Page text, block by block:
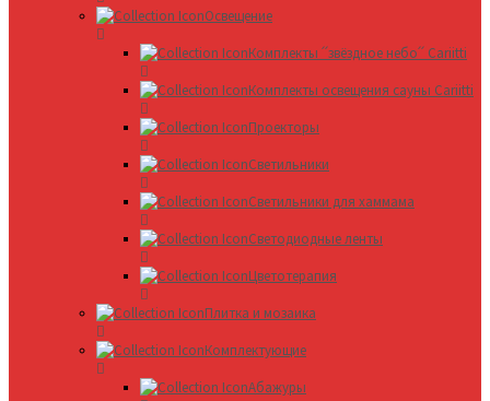
Освещение
Комплекты ՛՛звёздное небо՛՛ Cariitti
Комплекты освещения сауны Cariitti
Проекторы
Светильники
Светильники для хаммама
Светодиодные ленты
Цветотерапия
Плитка и мозаика
Комплектующие
Абажуры